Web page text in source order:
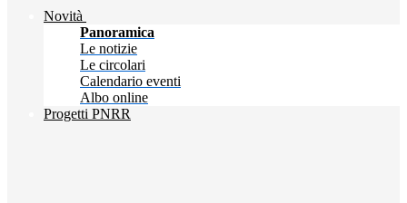
Novità
Panoramica
Le notizie
Le circolari
Calendario eventi
Albo online
Progetti PNRR